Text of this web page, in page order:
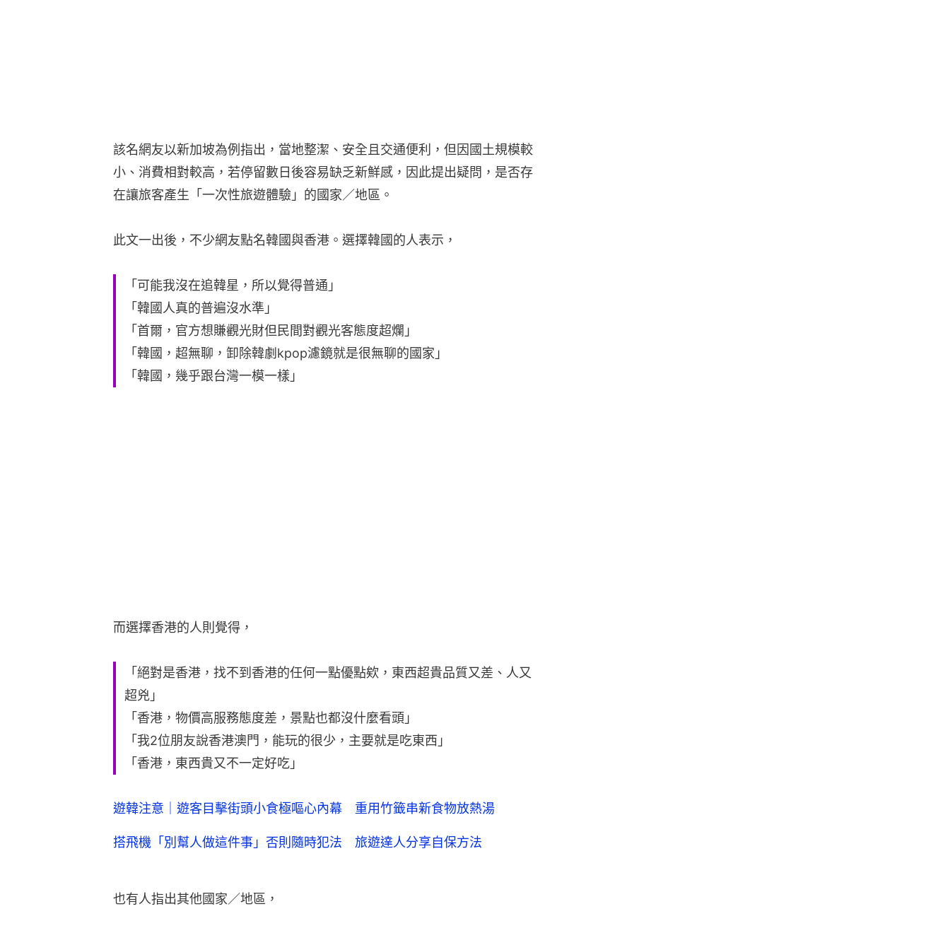
該名網友以新加坡為例指出，當地整潔、安全且交通便利，但因國土規模較
小、消費相對較高，若停留數日後容易缺乏新鮮感，因此提出疑問，是否存
在讓旅客產生「一次性旅遊體驗」的國家／地區。
此文一出後，不少網友點名韓國與香港。選擇韓國的人表示，
「可能我沒在追韓星，所以覺得普通」
「韓國人真的普遍沒水準」
「首爾，官方想賺觀光財但民間對觀光客態度超爛」
「韓國，超無聊，卸除韓劇kpop濾鏡就是很無聊的國家」
「韓國，幾乎跟台灣一模一樣」
而選擇香港的人則覺得，
「絕對是香港，找不到香港的任何一點優點欸，東西超貴品質又差、人又
超兇」
「香港，物價高服務態度差，景點也都沒什麼看頭」
「我2位朋友說香港澳門，能玩的很少，主要就是吃東西」
「香港，東西貴又不一定好吃」
遊韓注意｜遊客目擊街頭小食極嘔心內幕 重用竹籤串新食物放熱湯
搭飛機「別幫人做這件事」否則隨時犯法 旅遊達人分享自保方法
也有人指出其他國家／地區，